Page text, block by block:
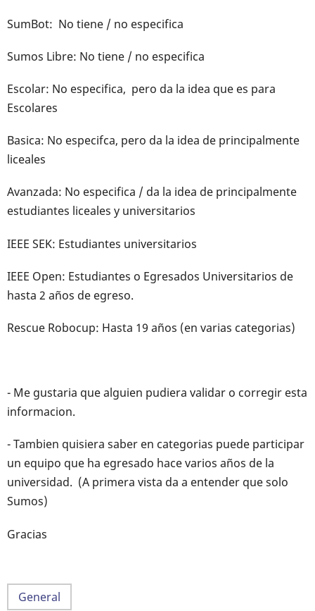
SumBot: No tiene / no especifica
Sumos Libre: No tiene / no especifica
Escolar: No especifica, pero da la idea que es para
Escolares
Basica: No especifca, pero da la idea de principalmente
liceales
Avanzada: No especifica / da la idea de principalmente
estudiantes liceales y universitarios
IEEE SEK: Estudiantes universitarios
IEEE Open: Estudiantes o Egresados Universitarios de
hasta 2 años de egreso.
Rescue Robocup: Hasta 19 años (en varias categorias)
- Me gustaria que alguien pudiera validar o corregir esta
informacion.
- Tambien quisiera saber en categorias puede participar
un equipo que ha egresado hace varios años de la
universidad. (A primera vista da a entender que solo
Sumos)
Gracias
General